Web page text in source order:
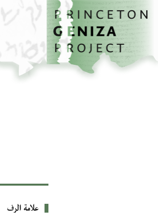
تخطي إلى المحتوى الرئيسي
الصفحة الرئيسية
بيانات التعريف
علامة الرف